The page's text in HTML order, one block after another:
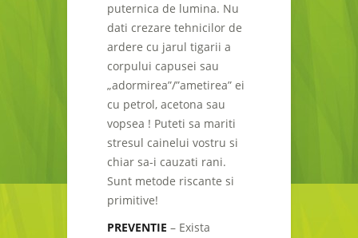
puternica de lumina. Nu
dati crezare tehnicilor de
ardere cu jarul tigarii a
corpului capusei sau
„adormirea”/”ametirea” ei
cu petrol, acetona sau
vopsea ! Puteti sa mariti
stresul cainelui vostru si
chiar sa-i cauzati rani.
Sunt metode riscante si
primitive!
PREVENTIE – Exista